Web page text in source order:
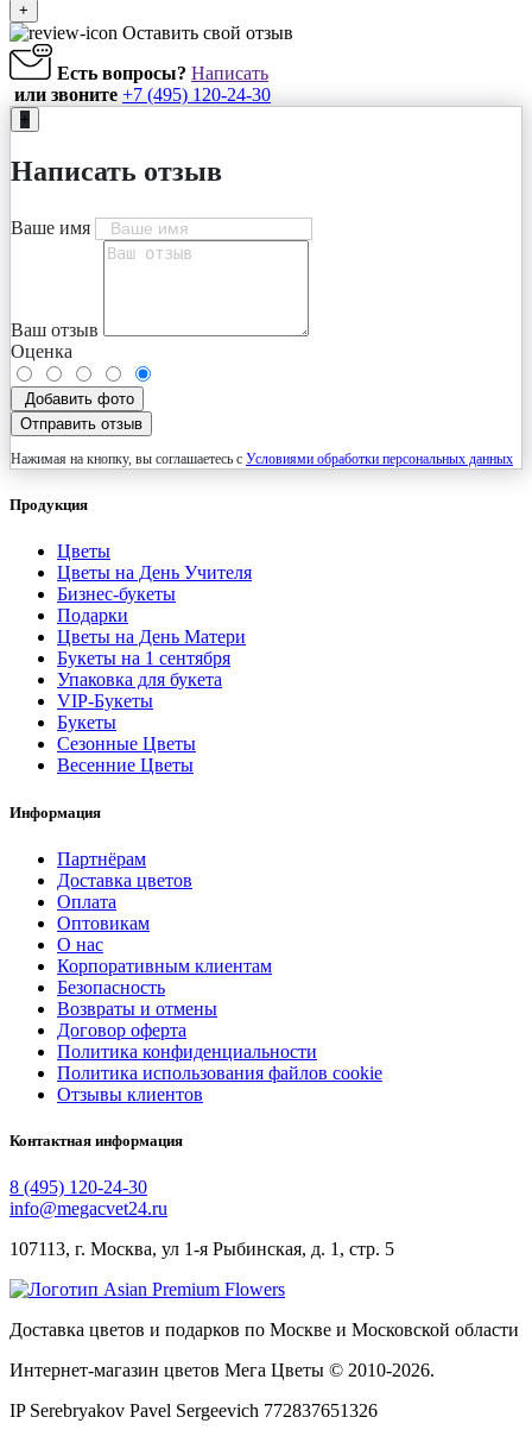
+
Оставить свой отзыв
Есть вопросы? Написать
или звоните +7 (495) 120-24-30
+
Написать отзыв
Ваше имя
Ваш отзыв
Оценка
Добавить фото
Отправить отзыв
Нажимая на кнопку, вы соглашаетесь с Условиями обработки персональных данных
Продукция
Цветы
Цветы на День Учителя
Бизнес-букеты
Подарки
Цветы на День Матери
Букеты на 1 сентября
Упаковка для букета
VIP-Букеты
Букеты
Сезонные Цветы
Весенние Цветы
Информация
Партнёрам
Доставка цветов
Оплата
Оптовикам
О нас
Корпоративным клиентам
Безопасность
Возвраты и отмены
Договор оферта
Политика конфиденциальности
Политика использования файлов cookie
Отзывы клиентов
Контактная информация
8 (495) 120-24-30
info@megacvet24.ru
107113, г. Москва, ул 1-я Рыбинская, д. 1, стр. 5
Доставка цветов и подарков по Москве и Московской области
Интернет-магазин цветов Мега Цветы © 2010-2026.
IP Serebryakov Pavel Sergeevich 772837651326